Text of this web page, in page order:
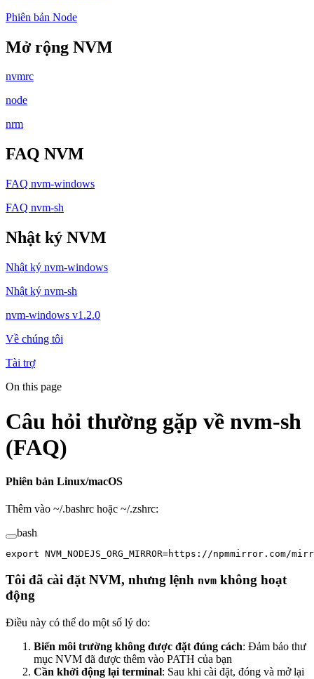
Phiên bản Node
Mở rộng NVM
nvmrc
node
nrm
FAQ NVM
FAQ nvm-windows
FAQ nvm-sh
Nhật ký NVM
Nhật ký nvm-windows
Nhật ký nvm-sh
nvm-windows v1.2.0
Về chúng tôi
Tài trợ
On this page
Câu hỏi thường gặp về nvm-sh
(FAQ)
Phiên bản Linux/macOS
Thêm vào ~/.bashrc hoặc ~/.zshrc:
bash
export NVM_NODEJS_ORG_MIRROR=https://npmmirror.com/
Tôi đã cài đặt NVM, nhưng lệnh nvm không hoạt
động
Điều này có thể do một số lý do:
Biến môi trường không được đặt đúng cách: Đảm bảo thư
mục NVM đã được thêm vào PATH của bạn
Cần khởi động lại terminal: Sau khi cài đặt, đóng và mở lại